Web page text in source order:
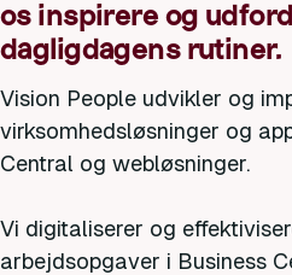
os inspirere og
dagligdagens rutiner.
Vision People udvikler og
virksomhedsløsninger og
Central og webløsninger.
Vi digitaliserer og
arbejdsopgaver i Business